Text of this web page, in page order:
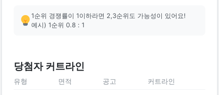
1순위 경쟁률이 1이하라면 2,3순위도 가능성이 있어요!
예시) 1순위 0.8 : 1
당첨자 커트라인
유형 면적 공고 커트라인